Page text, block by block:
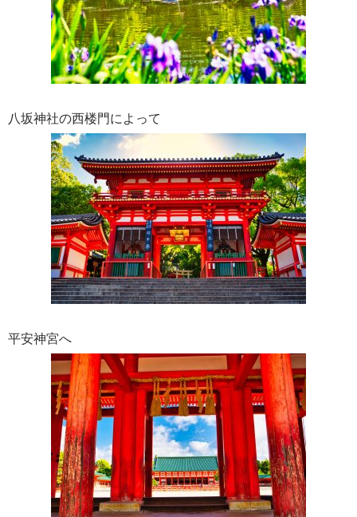
八坂神社の西楼門によって
平安神宮へ